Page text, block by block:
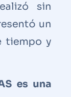
sin
un
tiempo y
es una